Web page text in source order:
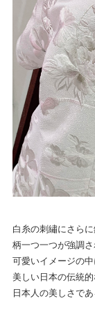
白糸の刺繡にさら
柄一つ一つが強調
可愛いイメージの
美しい日本の伝統
日本人の美しさで